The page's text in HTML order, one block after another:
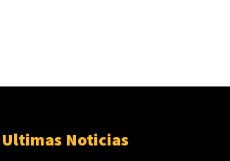
Ultimas Noticias